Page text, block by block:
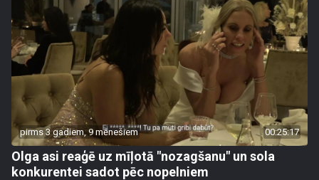
pirms 3 gadiem, 9 mēnešiem 00:25:17
Olga asi reaģē uz mīļotā "nozagšanu" un sola
konkurentei sadot pēc nopelniem